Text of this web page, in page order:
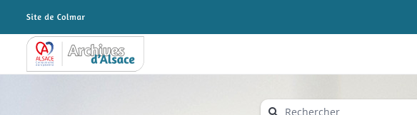
Archives Alsace - Colmar